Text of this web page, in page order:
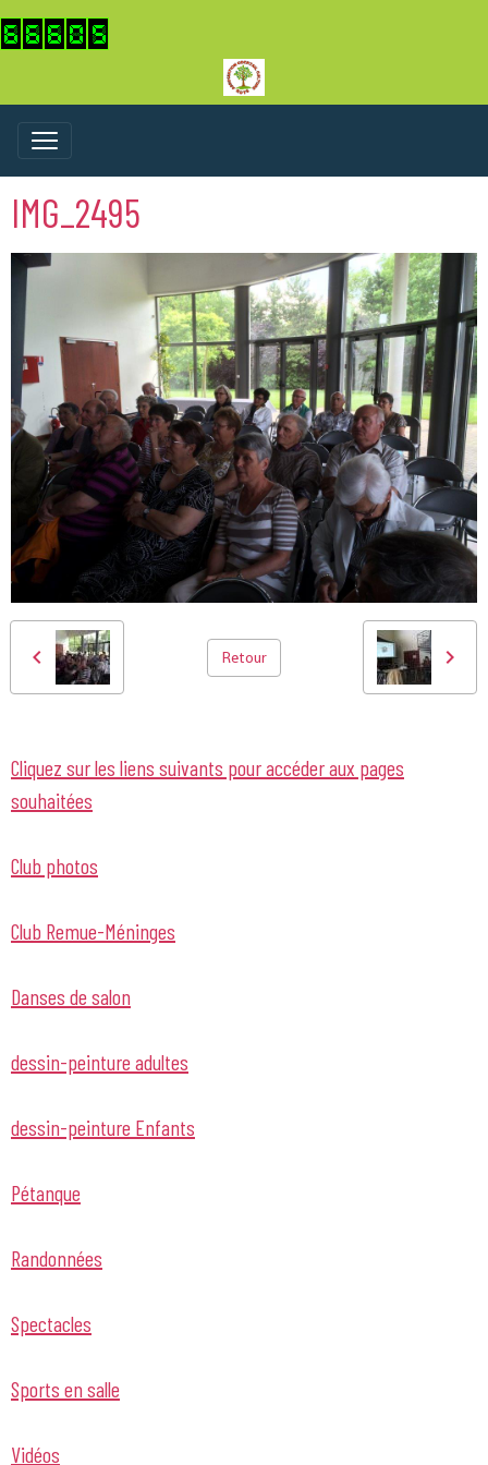
IMG_2495
Retour
Cliquez sur les liens suivants pour accéder aux pages
souhaitées
Club photos
Club Remue-Méninges
Danses de salon
dessin-peinture adultes
dessin-peinture Enfants
Pétanque
Randonnées
Spectacles
Sports en salle
Vidéos